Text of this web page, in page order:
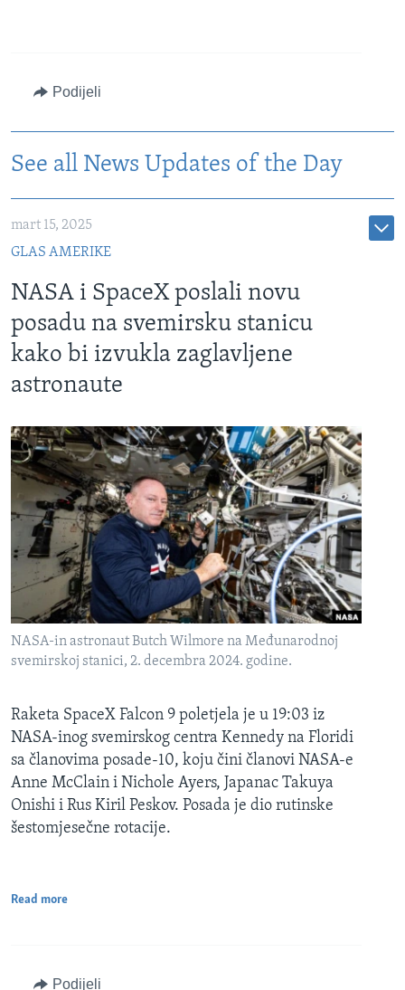
Podijeli
See all News Updates of the Day
mart 15, 2025
GLAS AMERIKE
NASA i SpaceX poslali novu
posadu na svemirsku stanicu
kako bi izvukla zaglavljene
astronaute
NASA-in astronaut Butch Wilmore na Međunarodnoj
svemirskoj stanici, 2. decembra 2024. godine.
Raketa SpaceX Falcon 9 poletjela je u 19:03 iz
NASA-inog svemirskog centra Kennedy na Floridi
sa članovima posade-10, koju čini članovi NASA-e
Anne McClain i Nichole Ayers, Japanac Takuya
Onishi i Rus Kiril Peskov. Posada je dio rutinske
šestomjesečne rotacije.
Read more
Podijeli